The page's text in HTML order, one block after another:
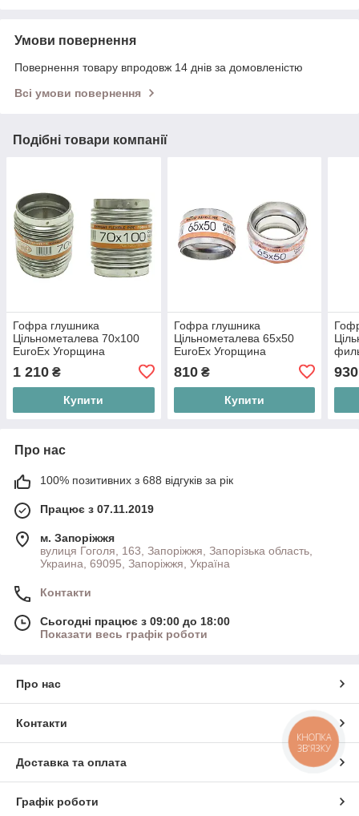
Умови повернення
Повернення товару впродовж 14 днів за домовленістю
Всі умови повернення
Подібні товари компанії
Гофра глушника
Цільнометалева 70x100
EuroEx Угорщина
1 210 ₴
Купити
Гофра глушника
Цільнометалева 65x50
EuroEx Угорщина
810₴
Купити
930
Про нас
100% позитивних з 688 відгуків за рік
Працює з 07.11.2019
м. Запоріжжя
вулиця Гоголя, 163, Запоріжжя, Запорізька область,
Украина, 69095, Запоріжжя, Україна
Контакти
Сьогодні працює з 09:00 до 18:00
Показати весь графік роботи
Про нас
Контакти
Доставка та оплата
Графік роботи
КНОПКА
ЗВ'ЯЗКУ